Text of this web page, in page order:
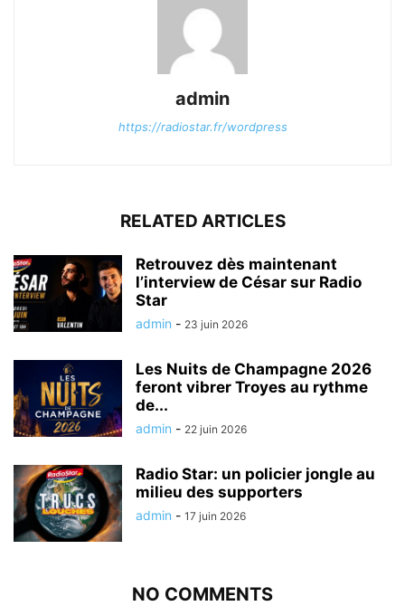
admin
https://radiostar.fr/wordpress
RELATED ARTICLES
Retrouvez dès maintenant
l’interview de César sur Radio
Star
admin - 23 juin 2026
Les Nuits de Champagne 2026
feront vibrer Troyes au rythme
de...
admin - 22 juin 2026
Radio Star: un policier jongle au
milieu des supporters
admin - 17 juin 2026
NO COMMENTS